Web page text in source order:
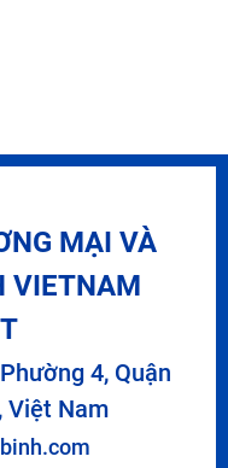
MẠI VÀ
VIETNAM
4, Quận
Việt Nam